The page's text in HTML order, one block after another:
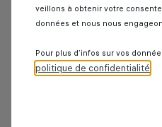
Jeep Compass
1.5 GSE T4
8 km Essence 2025
veillons à obtenir votre
données et nous nous
Pour plus d’infos sur vos
politique de confidentialité